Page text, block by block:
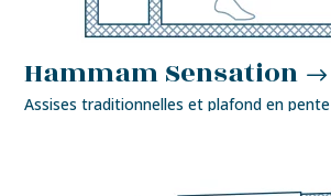
Hammam Sensation
Assises traditionnelles et plafond en pente